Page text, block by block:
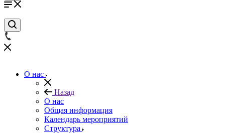
О нас
Назад
О нас
Общая информация
Календарь мероприятий
Структура